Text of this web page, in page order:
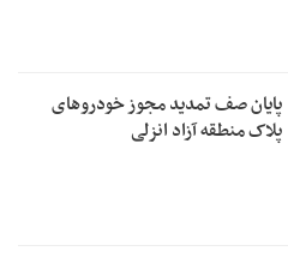
پایان صف تمدید مجوز خودروهای
پلاک منطقه آزاد انزلی